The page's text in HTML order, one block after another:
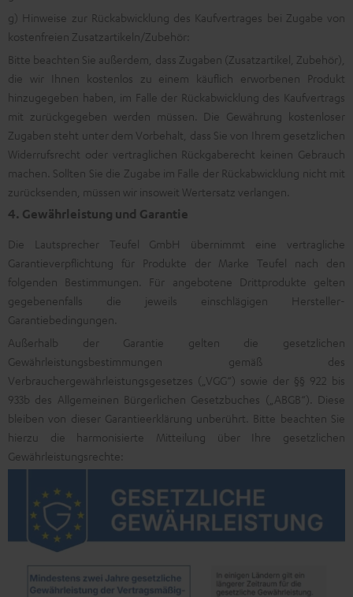
g) Hinweise zur Rückabwicklung des Kaufvertrages bei Zugabe von
kostenfreien Zusatzartikeln/Zubehör:
Bitte beachten Sie außerdem, dass Zugaben (Zusatzartikel, Zubehör),
die wir Ihnen kostenlos zu einem käuflich erworbenen Produkt
hinzugegeben haben, im Falle der Rückabwicklung des Kaufvertrags
mit zurückgegeben werden müssen. Die Gewährung kostenloser
Zugaben steht unter dem Vorbehalt, dass Sie von Ihrem gesetzlichen
Widerrufsrecht oder vertraglichen Rückgaberecht keinen Gebrauch
machen. Sollten Sie die Zugabe im Falle der Rückabwicklung nicht mit
zurücksenden, müssen wir insoweit Wertersatz verlangen.
4. Gewährleistung und Garantie
Die Lautsprecher Teufel GmbH übernimmt eine vertragliche
Garantieverpflichtung für Produkte der Marke Teufel nach den
folgenden Bestimmungen. Für angebotene Drittprodukte gelten
gegebenenfalls die jeweils einschlägigen Hersteller-
Garantiebedingungen.
Außerhalb der Garantie gelten die gesetzlichen
Gewährleistungsbestimmungen gemäß des
Verbrauchergewährleistungsgesetzes („VGG“) sowie der §§ 922 bis
933b des Allgemeinen Bürgerlichen Gesetzbuches („ABGB“). Diese
bleiben von dieser Garantieerklärung unberührt. Bitte beachten Sie
hierzu die harmonisierte Mitteilung über Ihre gesetzlichen
Gewährleistungsrechte: